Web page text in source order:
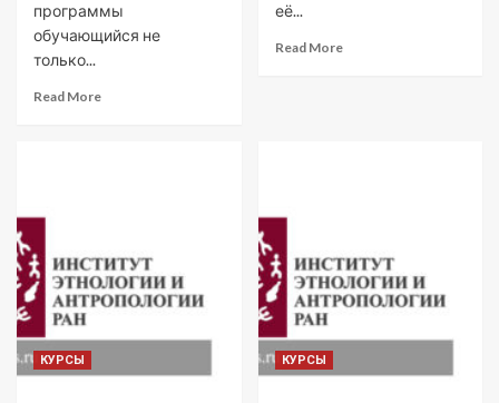
программы
обучающийся не
только...
Read More
её...
Read More
КУРСЫ КУРСЫ